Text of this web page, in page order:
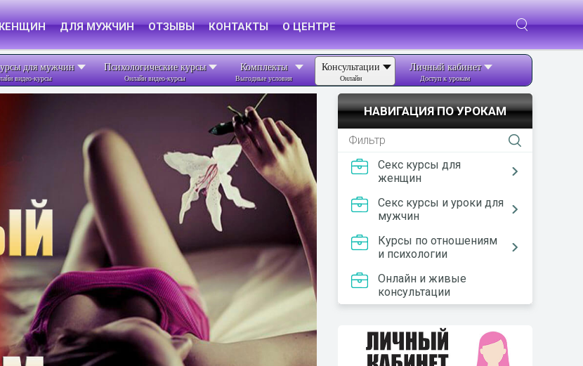
ДЛЯ МУЖЧИН ОТЗЫВЫ КОНТАКТЫ О ЦЕНТРЕ
для мужчин
видео-курсы
Психологические курсы
Онлайн видео-курсы
Комплекты
Выгодные условия
Консультации
Онлайн
Личный кабинет
Доступ к урокам
НАВИГАЦИЯ ПО УРОКАМ
Секс курсы для
женщин
Секс курсы и уроки для
мужчин
Курсы по отношениям
и психологии
Онлайн и живые
консультации